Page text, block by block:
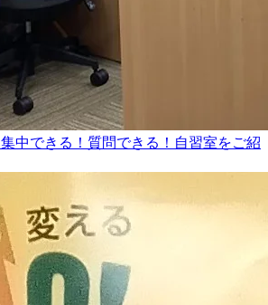
集中できる！質問できる！自習室をご紹